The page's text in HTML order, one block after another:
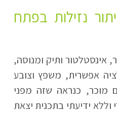
נזילות בפתח
אינסטלטור ותיק ומנוסה,
אפשרית, משפץ וצובע
מוכר, כנראה שזה מפני
ידיעתי בתכנית יצאת